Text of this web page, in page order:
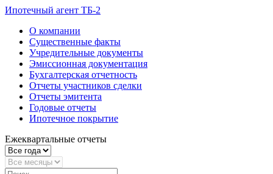
Ипотечный агент ТБ-2
О компании
Существенные факты
Учредительные документы
Эмиссионная документация
Бухгалтерская отчетность
Отчеты участников сделки
Отчеты эмитента
Годовые отчеты
Ипотечное покрытие
Ежеквартальные отчеты